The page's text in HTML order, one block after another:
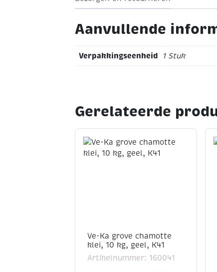
Vervolgens eerst een klein stukje op
Aanvullende
Verpakkingseenheid 1 Stuk
Gerelateerde
Ve-Ka grove chamotte
klei, 10 kg, geel, K41
Artikelnummer: 160041